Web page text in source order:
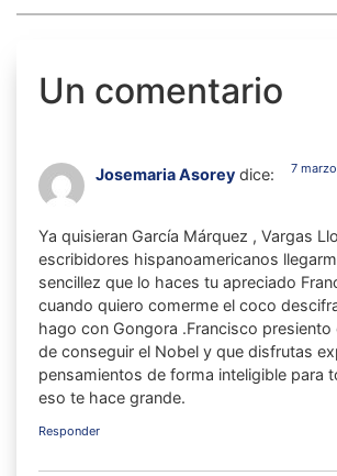
Un comentario
Josemaria Asorey dice: 7
Ya quisieran García Márquez , Vargas
escribidores hispanoamericanos
sencillez que lo haces tu apreciado
cuando quiero comerme el coco
hago con Gongora .Francisco presiento
de conseguir el Nobel y que disfrutas
pensamientos de forma inteligible para
eso te hace grande.
Responder